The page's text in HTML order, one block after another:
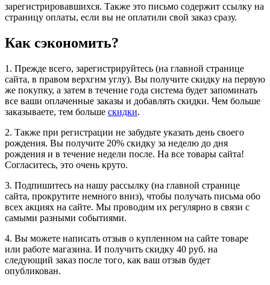
зарегистрировавшихся. Также это письмо содержит ссылку на
страницу оплаты, если вы не оплатили свой заказ сразу.
Как сэкономить?
1. Прежде всего, зарегистрируйтесь (на главной странице
сайта, в правом верхгнм углу). Вы получите скидку на первую
же покупку, а затем в течение года система будет запоминать
все ваши оплаченные заказы и добавлять скидки. Чем больше
заказываете, тем больше скидки.
2. Также при регистрации не забудьте указать день своего
рождения. Вы получите 20% скидку за неделю до дня
рождения и в течение недели после. На все товары сайта!
Согласитесь, это очень круто.
3. Подпишитесь на нашу рассылку (на главной странице
сайта, прокрутите немного вниз), чтобы получать письма обо
всех акциях на сайте. Мы проводим их регулярно в связи с
самыми разными событиями.
4. Вы можете написать отзыв о купленном на сайте товаре
или работе магазина. И получить скидку 40 руб. на
следующий заказ после того, как ваш отзыв будет
опубликован.